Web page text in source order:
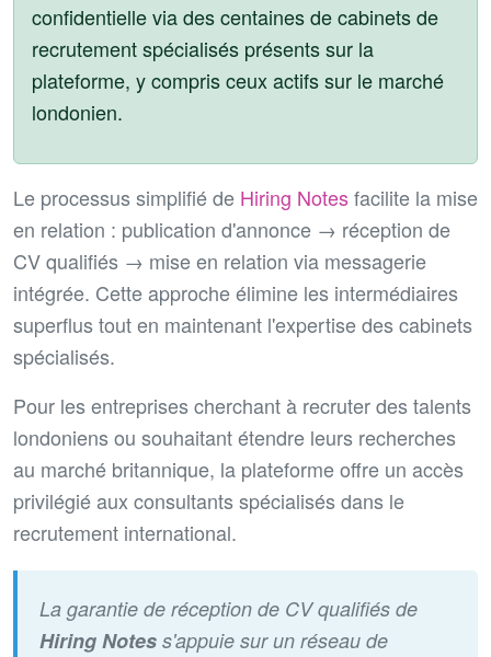
confidentielle via des centaines de cabinets de
recrutement spécialisés présents sur la
plateforme, y compris ceux actifs sur le marché
londonien.
Le processus simplifié de Hiring Notesfacilite la mise
en relation : publication d'annonce → réception de
CV qualifiés → mise en relation via messagerie
intégrée. Cette approche élimine les intermédiaires
superflus tout en maintenant l'expertise des cabinets
spécialisés.
Pour les entreprises cherchant à recruter des talents
londoniens ou souhaitant étendre leurs recherches
au marché britannique, la plateforme offre un accès
privilégié aux consultants spécialisés dans le
recrutement international.
La garantie de réception de CV qualifiés de
Hiring Notes s'appuie sur un réseau de